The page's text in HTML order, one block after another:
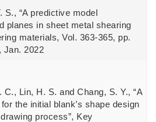
S., “A predictive model
planes in sheet metal shearing
materials, Vol. 363-365, pp.
Jan. 2022
C., Lin, H. S. and Chang, S. Y., “A
the initial blank’s shape design
process”, Key